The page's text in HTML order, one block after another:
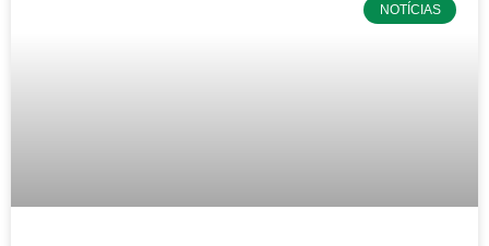
NOTÍCIAS